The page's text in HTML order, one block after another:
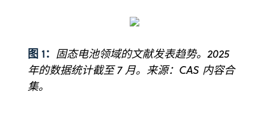
图 1： 固态电池领域的文献发表趋势。2025
年的数据统计截至 7 月。来源：CAS 内容合
集。